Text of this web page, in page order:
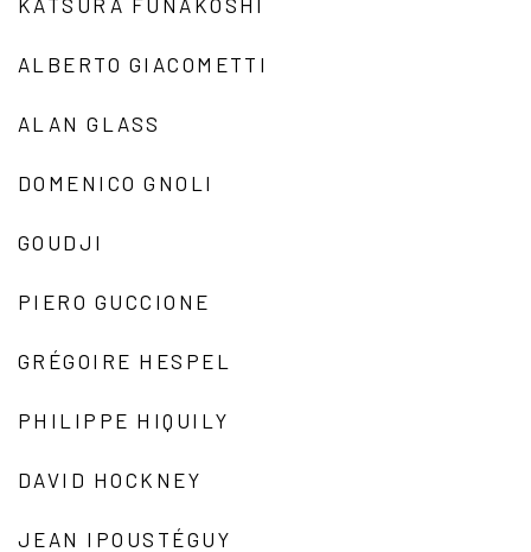
ALBERTO GIACOMETTI
ALAN GLASS
DOMENICO GNOLI
GOUDJI
PIERO GUCCIONE
GRÉGOIRE HESPEL
PHILIPPE HIQUILY
DAVID HOCKNEY
JEAN IPOUSTÉGUY